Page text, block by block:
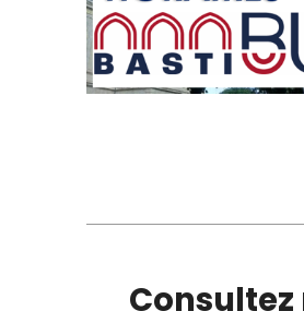
Consultez